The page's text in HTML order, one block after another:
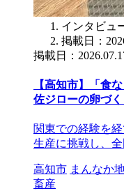
インタビュ
掲載日：
掲載日：
【高知市】「食
佐ジローの卵づ
関東での経験を
生産に挑戦し、
高知市 まんなか
畜産